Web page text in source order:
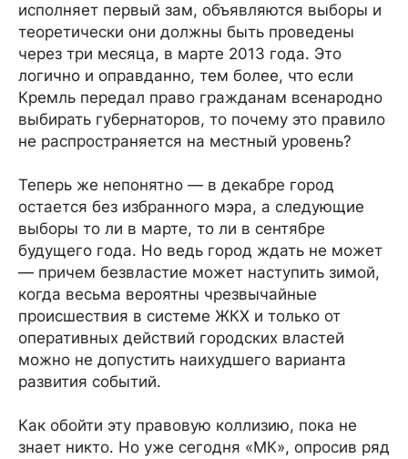
исполняет первый зам, объявляются выборы и
теоретически они должны быть проведены
через три месяца, в марте 2013 года. Это
логично и оправданно, тем более, что если
Кремль передал право гражданам всенародно
выбирать губернаторов, то почему это правило
не распространяется на местный уровень?
Теперь же непонятно — в декабре город
остается без избранного мэра, а следующие
выборы то ли в марте, то ли в сентябре
будущего года. Но ведь город ждать не может
— причем безвластие может наступить зимой,
когда весьма вероятны чрезвычайные
происшествия в системе ЖКХ и только от
оперативных действий городских властей
можно не допустить наихудшего варианта
развития событий.
Как обойти эту правовую коллизию, пока не
знает никто. Но уже сегодня «МК», опросив ряд